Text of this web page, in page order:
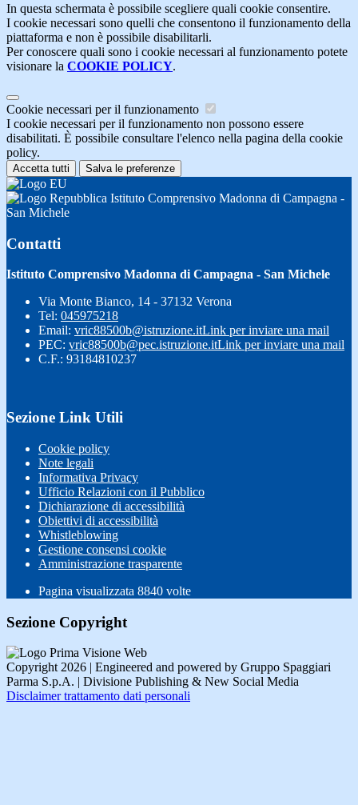
In questa schermata è possibile scegliere quali cookie consentire.
I cookie necessari sono quelli che consentono il funzionamento della
piattaforma e non è possibile disabilitarli.
Per conoscere quali sono i cookie necessari al funzionamento potete
visionare la COOKIE POLICY.
Cookie necessari per il funzionamento
I cookie necessari per il funzionamento non possono essere
disabilitati. È possibile consultare l'elenco nella pagina della cookie
policy.
Accetta tutti Salva le preferenze
Istituto Comprensivo Madonna di Campagna -
San Michele
Contatti
Istituto Comprensivo Madonna di Campagna - San Michele
Via Monte Bianco, 14 - 37132 Verona
Tel: 045975218
Email: vric88500b@istruzione.itLink per inviare una mail
PEC: vric88500b@pec.istruzione.itLink per inviare una mail
C.F.: 93184810237
Sezione Link Utili
Cookie policy
Note legali
Informativa Privacy
Ufficio Relazioni con il Pubblico
Dichiarazione di accessibilità
Obiettivi di accessibilità
Whistleblowing
Gestione consensi cookie
Amministrazione trasparente
Pagina visualizzata 8840 volte
Sezione Copyright
Copyright 2026 | Engineered and powered by Gruppo Spaggiari
Parma S.p.A. | Divisione Publishing & New Social Media
Disclaimer trattamento dati personali